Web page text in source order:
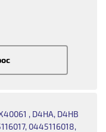
, D4HA, D4HB
0445116018,